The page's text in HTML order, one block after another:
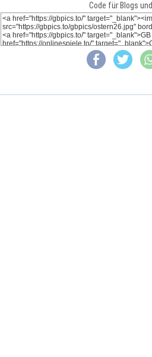
Code für Blogs und